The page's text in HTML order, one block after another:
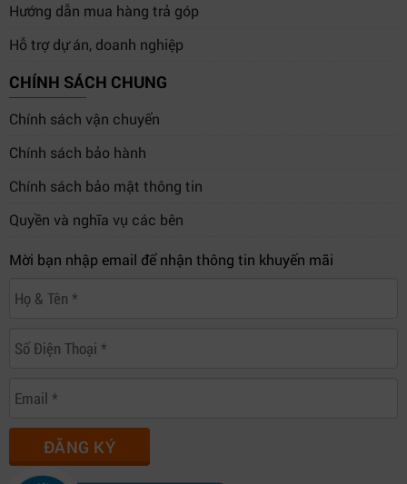
Hướng dẫn mua hàng trả góp
Hỗ trợ dự án, doanh nghiệp
CHÍNH SÁCH CHUNG
Chính sách vận chuyển
Chính sách bảo hành
Chính sách bảo mật thông tin
Quyền và nghĩa vụ các bên
Mời bạn nhập email để nhận thông tin khuyến mãi
ĐĂNG KÝ